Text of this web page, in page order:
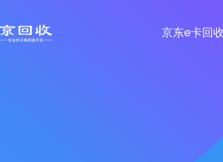
京东e卡回收